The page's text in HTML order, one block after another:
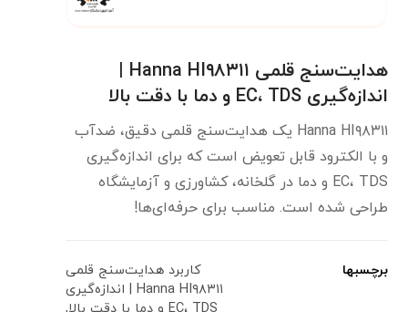
هدایت‌سنج قلمی Hanna HI۹۸۳۱۱ |
اندازه‌گیری EC، TDS و دما با دقت بالا
Hanna HI۹۸۳۱۱ یک هدایت‌سنج قلمی دقیق، ضدآب
و با الکترود قابل تعویض است که برای اندازه‌گیری
EC، TDS و دما در گلخانه، کشاورزی و آزمایشگاه
طراحی شده است. مناسب برای حرفه‌ای‌ها!
برچسبها
کاربرد هدایت‌سنج قلمی
Hanna HI۹۸۳۱۱ | اندازه‌گیری